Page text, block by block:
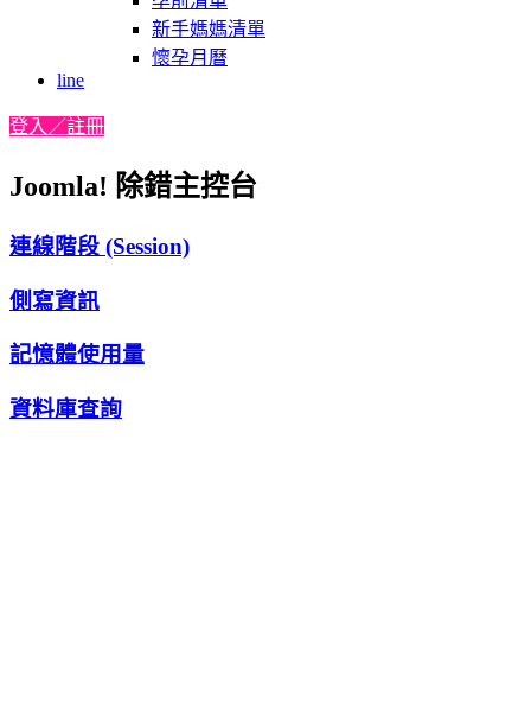
新手媽媽清單
懷孕月曆
line
登入／註冊
Joomla! 除錯主控台
連線階段 (Session)
側寫資訊
記憶體使用量
資料庫查詢